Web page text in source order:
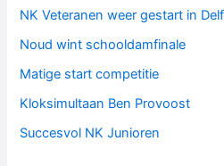
NK Veteranen weer gestart in
Noud wint schooldamfinale
Matige start competitie
Kloksimultaan Ben Provoost
Succesvol NK Junioren